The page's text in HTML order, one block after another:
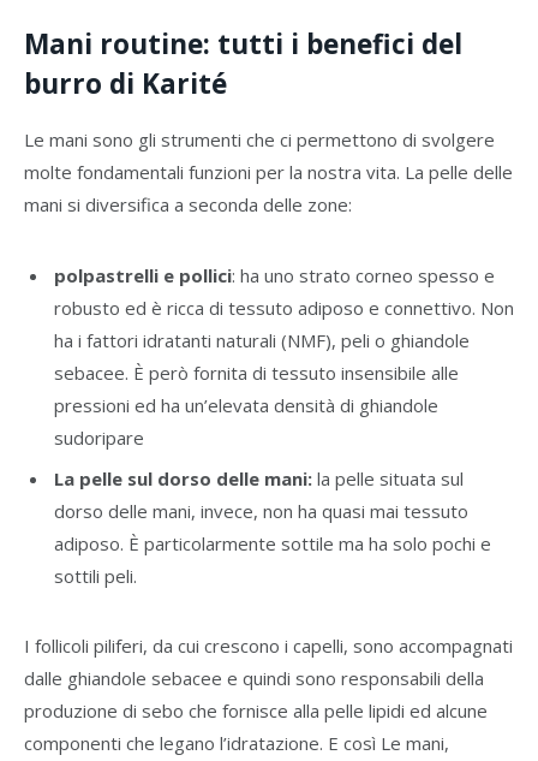
Mani routine: tutti i benefici del
burro di Karité
Le mani sono gli strumenti che ci permettono di svolgere
molte fondamentali funzioni per la nostra vita. La pelle delle
mani si diversifica a seconda delle zone:
polpastrelli e pollici: ha uno strato corneo spesso e
robusto ed è ricca di tessuto adiposo e connettivo. Non
ha i fattori idratanti naturali (NMF), peli o ghiandole
sebacee. È però fornita di tessuto insensibile alle
pressioni ed ha un’elevata densità di ghiandole
sudoripare
La pelle sul dorso delle mani: la pelle situata sul
dorso delle mani, invece, non ha quasi mai tessuto
adiposo. È particolarmente sottile ma ha solo pochi e
sottili peli.
I follicoli piliferi, da cui crescono i capelli, sono accompagnati
dalle ghiandole sebacee e quindi sono responsabili della
produzione di sebo che fornisce alla pelle lipidi ed alcune
componenti che legano l’idratazione. E così Le mani,